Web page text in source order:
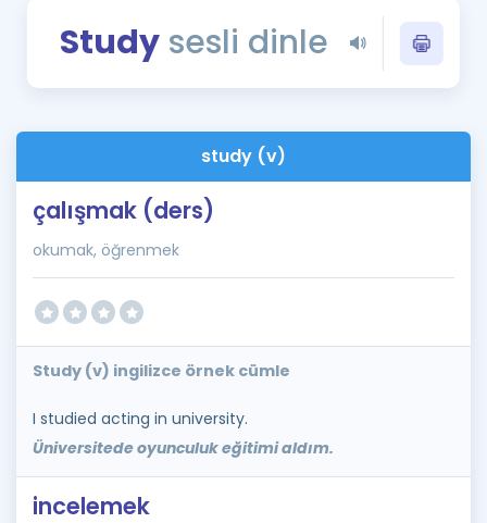
Rehberlik Aracı
Blog
İngilizce Gramer
Studysesli dinle
study (v)
çalışmak (ders)
okumak, öğrenmek
Study (v) ingilizce örnek cümle
I studied acting in university.
Üniversitede oyunculuk eğitimi aldım.
incelemek